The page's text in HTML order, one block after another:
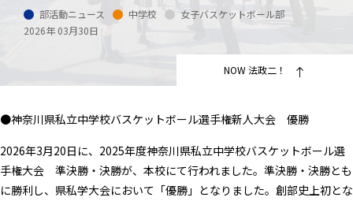
部活動ニュース 中学校
女子バスケットボール部
2026年 03月30日
NOW 法政二！
●神奈川県私立中学校バスケットボール選手権新人大会 優勝
2026年3月20日に、2025年度神奈川県私立中学校バスケットボール選
手権大会 準決勝・決勝が、本校にて行われました。準決勝・決勝とも
に勝利し、県私学大会において「優勝」となりました。創部史上初とな